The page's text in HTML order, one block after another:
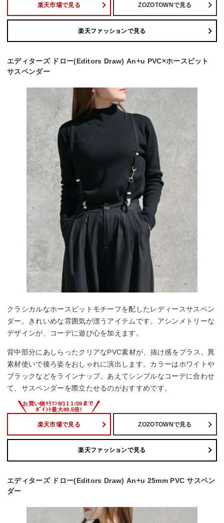
楽天市場で見る ZOZOTOWNで見る
楽天ファッションで見る
エディターズ ドロー(Editors Draw) An+u PVC×ホースビット
サスペンダー
クラシカルなホースビットモチーフを配したレディースサスペン
ダー。きれいめな雰囲気が漂うアイテムです。アシンメトリーな
デザインが、コーデに遊び心を加えます。
背中部分にあしらったクリアなPVC素材が、抜け感をプラス。異
素材使いで後ろ姿をおしゃれに演出します。カラーはホワイトや
ブラックなどをラインナップ。あえてシンプルなコーデに合わせ
て、サスペンダーを際立たせるのがおすすめです。
楽天市場で見る ZOZOTOWNで見る
楽天ファッションで見る
エディターズ ドロー(Editors Draw) An+u 25mm PVC サスペン
ダー